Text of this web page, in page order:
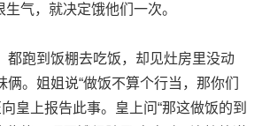
气，就决定饿他们一次。
跑到饭棚去吃饭，却见灶房里没动
。姐姐说“做饭不算个行当，那你们
皇上报告此事。皇上问“那这做饭的到